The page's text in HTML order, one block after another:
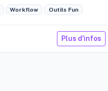
Workflow Outils Fun
Plus d'infos